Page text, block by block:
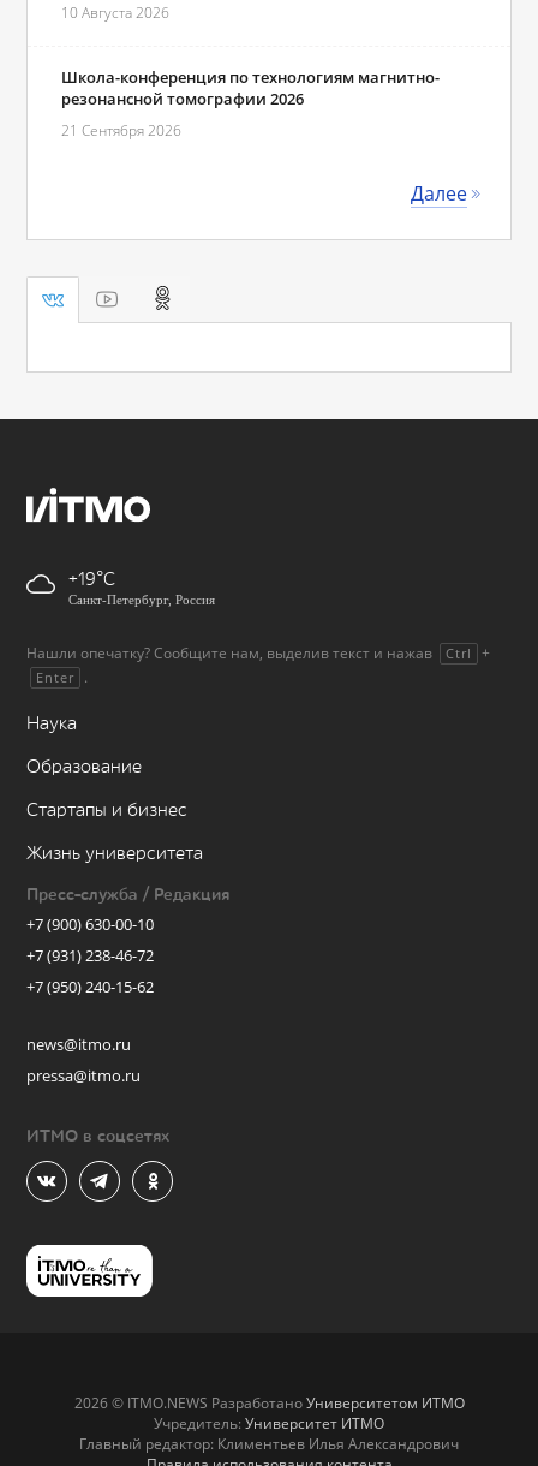
10 Августа 2026
Школа-конференция по технологиям магнитно-
резонансной томографии 2026
21 Сентября 2026
Далее
+19
Санкт-Петербург, Россия
Нашли опечатку? Сообщите нам, выделив текст и нажав Ctrl +
Enter .
Наука
Образование
Стартапы и бизнес
Жизнь университета
Пресс-служба / Редакция
+7 (900) 630-00-10
+7 (931) 238-46-72
+7 (950) 240-15-62
news@itmo.ru
pressa@itmo.ru
ИТМО в соцсетях
2026 © ITMO.NEWS РазработаноУниверситетом ИТМО
Учредитель: Университет ИТМО
Главный редактор: Климентьев Илья Александрович